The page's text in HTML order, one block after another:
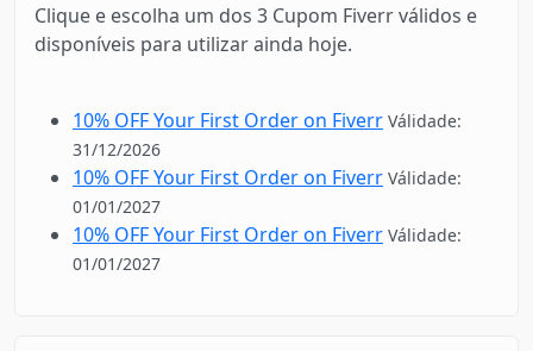
Clique e escolha um dos 3 Cupom Fiverr válidos e
disponíveis para utilizar ainda hoje.
10% OFF Your First Order on Fiverr Válidade:
31/12/2026
10% OFF Your First Order on Fiverr Válidade:
01/01/2027
10% OFF Your First Order on Fiverr Válidade:
01/01/2027